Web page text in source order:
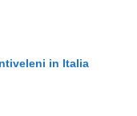
in Italia